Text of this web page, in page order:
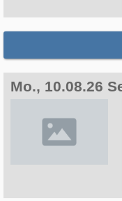
Mo., 10.08.26